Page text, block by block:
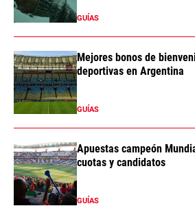
GUÍAS
Mejores bonos de
deportivas en Argentina
GUÍAS
Apuestas campeón
cuotas y candidatos
GUÍAS